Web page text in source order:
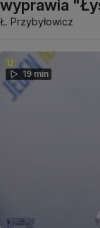
wyprawia
Ł. Przybyłowicz
19 min